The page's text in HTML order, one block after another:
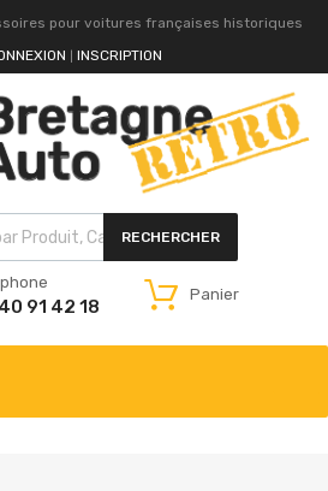
pour voitures françaises historiques
INSCRIPTION
RECHERCHER
91 42 18
Panier